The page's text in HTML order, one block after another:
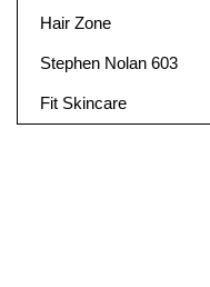
Hair Zone
Stephen Nolan 603
Fit Skincare